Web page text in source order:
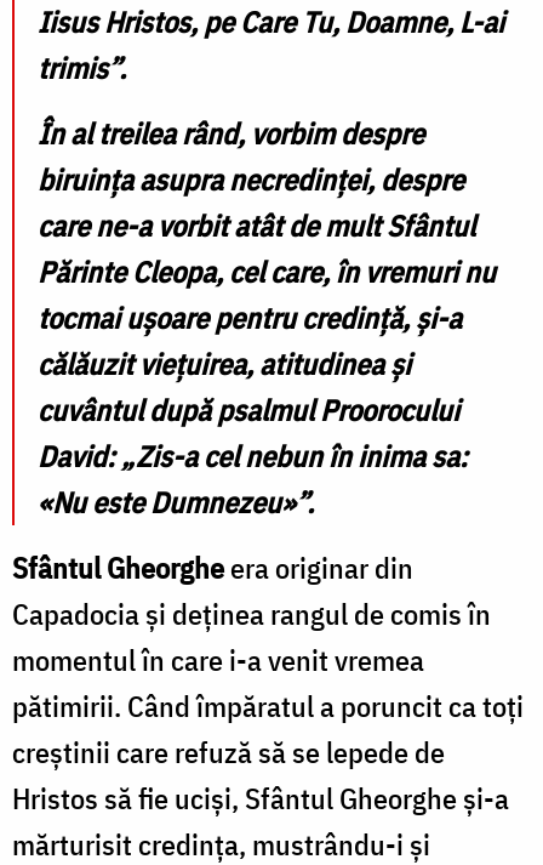
Iisus Hristos, pe Care Tu, Doamne, L-ai
trimis”.
În al treilea rând, vorbim despre
biruința asupra necredinței, despre
care ne-a vorbit atât de mult Sfântul
Părinte Cleopa, cel care, în vremuri nu
tocmai ușoare pentru credință, și-a
călăuzit viețuirea, atitudinea și
cuvântul după psalmul Proorocului
David: „Zis-a cel nebun în inima sa:
«Nu este Dumnezeu»”.
Sfântul Gheorgheera originar din
Capadocia și deținea rangul de comis în
momentul în care i-a venit vremea
pătimirii. Când împăratul a poruncit ca toți
creștinii care refuză să se lepede de
Hristos să fie uciși, Sfântul Gheorghe și-a
mărturisit credința, mustrându-i și